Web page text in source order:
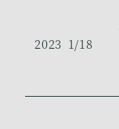
2023 1/18